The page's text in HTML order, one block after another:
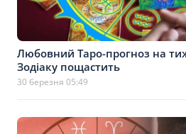
Любовний Таро-прогноз на
Зодіаку пощастить
30 березня 05:49